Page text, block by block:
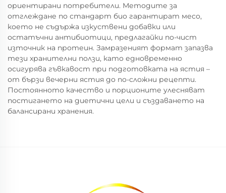
ориентирани потребители. Методите за
отглеждане по стандарт био гарантират месо,
което не съдържа изкуствени добавки или
остатъчни антибиотици, предлагайки по-чист
източник на протеин. Замразеният формат запазва
тези хранителни ползи, като едновременно
осигурява гъвкавост при подготовката на ястия –
от бързи вечерни ястия до по-сложни рецепти.
Постоянното качество и порционите улесняват
постигането на диетични цели и създаването на
балансирани хранения.